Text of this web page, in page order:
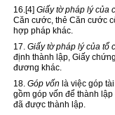
16.[4] Giấy tờ pháp lý của
Căn cước, thẻ Căn cước
hợp pháp khác.
17.Giấy tờ pháp lý của tổ
định thành lập, Giấy
đương khác.
18.Góp vốn là việc góp
gồm góp vốn để thành
đã được thành lập.